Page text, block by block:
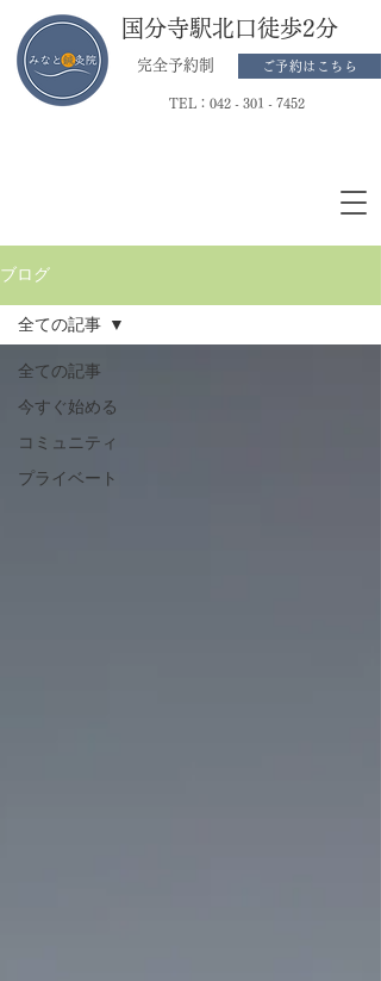
国分寺駅北口徒歩2分
完全予約制 ご予約はこちら
TEL： 042 - 301 - 7452
ブログ
全ての記事
今すぐ始める
コミュニティ
プライベート
全ての記事